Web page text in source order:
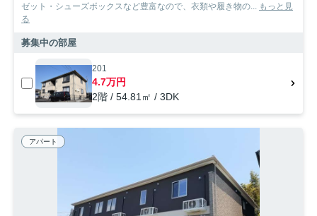
ゼット・シューズボックスなど豊富なので、衣類や履き物の... もっと見
る
募集中の部屋
201
4.7万円
2階 / 54.81㎡ / 3DK
アパート